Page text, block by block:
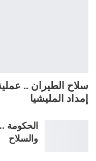
سلاح الطيران ..
إمداد المليشيا
الحكومة
والسلاح